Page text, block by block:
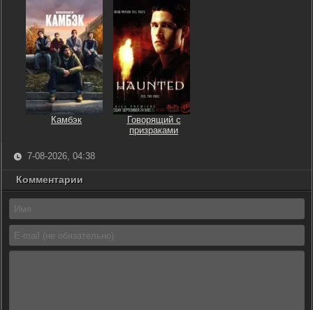
Камбэк
Говорящий с
призраками
7-08-2026, 04:38
Комментарии